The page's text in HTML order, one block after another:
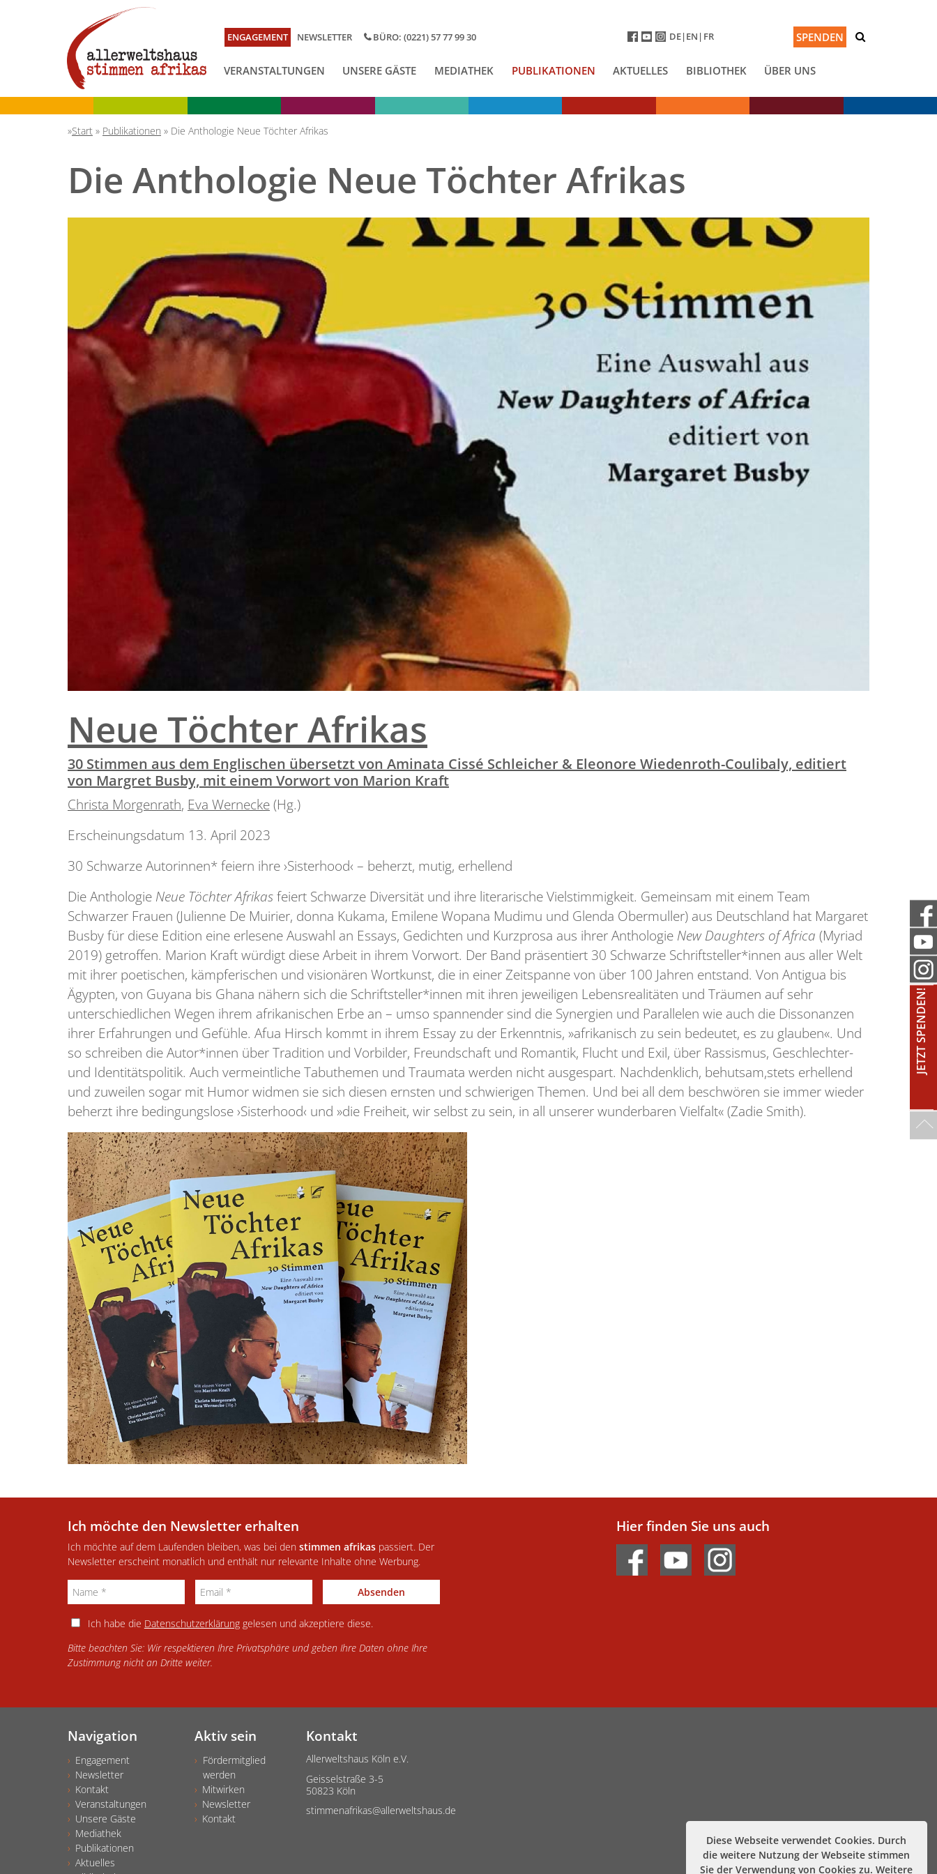
Diese Webseite verwendet Cookies. Durch
die weitere Nutzung der Webseite stimmen
Sie der Verwendung von Cookies zu. Weitere
BÜRO: (0221) 57 77 99 30 SPENDEN
ENGAGEMENT NEWSLETTER DE EN FR
VERANSTALTUNGEN UNSERE GÄSTE MEDIATHEK PUBLIKATIONEN AKTUELLES BIBLIOTHEK ÜBER UNS
JETZT SPENDEN!
Start » Publikationen » Die Anthologie Neue Töchter Afrikas
Die Anthologie Neue Töchter Afrikas
Neue Töchter Afrikas
30 Stimmen aus dem Englischen übersetzt von Aminata Cissé Schleicher & Eleonore Wiedenroth-Coulibaly, editiert
von Margret Busby, mit einem Vorwort von Marion Kraft
Christa Morgenrath, Eva Wernecke(Hg.)
Erscheinungsdatum 13. April 2023
30 Schwarze Autorinnen* feiern ihre ›Sisterhood‹ – beherzt, mutig, erhellend
Die Anthologie Neue Töchter Afrikasfeiert Schwarze Diversität und ihre literarische Vielstimmigkeit. Gemeinsam mit einem Team
Schwarzer Frauen (Julienne De Muirier, donna Kukama, Emilene Wopana Mudimu und Glenda Obermuller) aus Deutschland hat Margaret
Busby für diese Edition eine erlesene Auswahl an Essays, Gedichten und Kurzprosa aus ihrer Anthologie New Daughters of Africa (Myriad
2019) getroffen. Marion Kraft würdigt diese Arbeit in ihrem Vorwort. Der Band präsentiert 30 Schwarze Schriftsteller*innen aus aller Welt
mit ihrer poetischen, kämpferischen und visionären Wortkunst, die in einer Zeitspanne von über 100 Jahren entstand. Von Antigua bis
Ägypten, von Guyana bis Ghana nähern sich die Schriftsteller*innen mit ihren jeweiligen Lebensrealitäten und Träumen auf sehr
unterschiedlichen Wegen ihrem afrikanischen Erbe an – umso spannender sind die Synergien und Parallelen wie auch die Dissonanzen
ihrer Erfahrungen und Gefühle. Afua Hirsch kommt in ihrem Essay zu der Erkenntnis, »afrikanisch zu sein bedeutet, es zu glauben«. Und
so schreiben die Autor*innen über Tradition und Vorbilder, Freundschaft und Romantik, Flucht und Exil, über Rassismus, Geschlechter-
und Identitätspolitik. Auch vermeintliche Tabuthemen und Traumata werden nicht ausgespart. Nachdenklich, behutsam,stets erhellend
und zuweilen sogar mit Humor widmen sie sich diesen ernsten und schwierigen Themen. Und bei all dem beschwören sie immer wieder
beherzt ihre bedingungslose ›Sisterhood‹ und »die Freiheit, wir selbst zu sein, in all unserer wunderbaren Vielfalt« (Zadie Smith).
Ich möchte den Newsletter erhalten
Ich möchte auf dem Laufenden bleiben, was bei den stimmen afrikas passiert. Der
Newsletter erscheint monatlich und enthält nur relevante Inhalte ohne Werbung.
Absenden
Ich habe die Datenschutzerklärunggelesen und akzeptiere diese.
Bitte beachten Sie: Wir respektieren Ihre Privatsphäre und geben Ihre Daten ohne Ihre
Zustimmung nicht an Dritte weiter.
Hier finden Sie uns auch
Navigation
Engagement
Newsletter
Kontakt
Veranstaltungen
Unsere Gäste
Mediathek
Publikationen
Aktuelles
Aktiv sein
Fördermitglied
werden
Mitwirken
Newsletter
Kontakt
Kontakt
Allerweltshaus Köln e.V.
Geisselstraße 3-5
50823 Köln
stimmenafrikas@allerweltshaus.de